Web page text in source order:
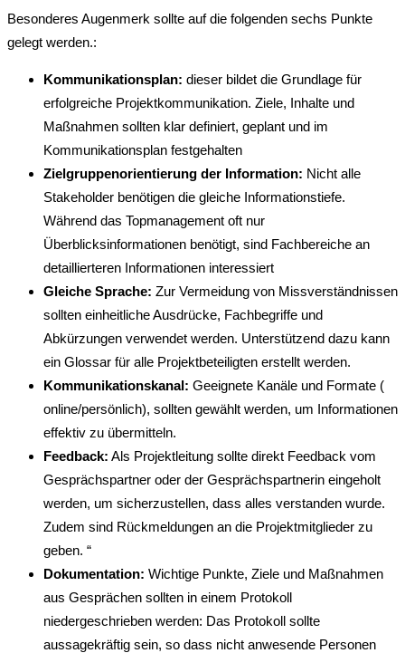
Besonderes Augenmerk sollte auf die folgenden sechs Punkte
gelegt werden.:
Kommunikationsplan: dieser bildet die Grundlage für
erfolgreiche Projektkommunikation. Ziele, Inhalte und
Maßnahmen sollten klar definiert, geplant und im
Kommunikationsplan festgehalten
Zielgruppenorientierung der Information: Nicht alle
Stakeholder benötigen die gleiche Informationstiefe.
Während das Topmanagement oft nur
Überblicksinformationen benötigt, sind Fachbereiche an
detaillierteren Informationen interessiert
Gleiche Sprache: Zur Vermeidung von Missverständnissen
sollten einheitliche Ausdrücke, Fachbegriffe und
Abkürzungen verwendet werden. Unterstützend dazu kann
ein Glossar für alle Projektbeteiligten erstellt werden.
Kommunikationskanal: Geeignete Kanäle und Formate (
online/persönlich), sollten gewählt werden, um Informationen
effektiv zu übermitteln.
Feedback: Als Projektleitung sollte direkt Feedback vom
Gesprächspartner oder der Gesprächspartnerin eingeholt
werden, um sicherzustellen, dass alles verstanden wurde.
Zudem sind Rückmeldungen an die Projektmitglieder zu
geben. “
Dokumentation: Wichtige Punkte, Ziele und Maßnahmen
aus Gesprächen sollten in einem Protokoll
niedergeschrieben werden: Das Protokoll sollte
aussagekräftig sein, so dass nicht anwesende Personen